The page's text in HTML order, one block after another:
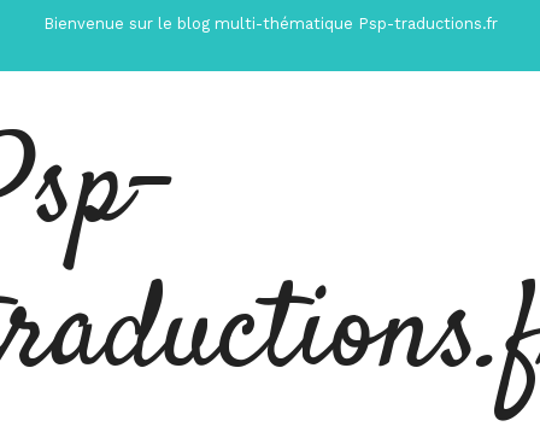
contenu
Bienvenue sur le blog multi-thématique Psp-traductions.fr